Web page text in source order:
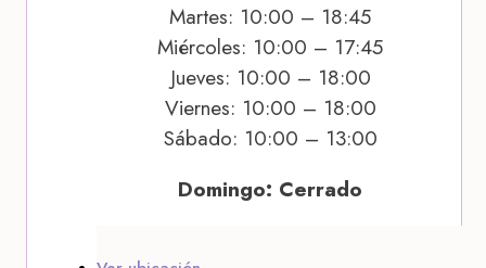
Martes: 10:00 – 18:45
Miércoles: 10:00 – 17:45
Jueves: 10:00 – 18:00
Viernes: 10:00 – 18:00
Sábado: 10:00 – 13:00
Domingo: Cerrado